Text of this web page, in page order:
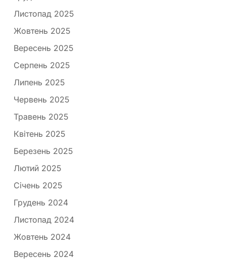
Листопад 2025
Жовтень 2025
Вересень 2025
Серпень 2025
Липень 2025
Червень 2025
Травень 2025
Квітень 2025
Березень 2025
Лютий 2025
Січень 2025
Грудень 2024
Листопад 2024
Жовтень 2024
Вересень 2024